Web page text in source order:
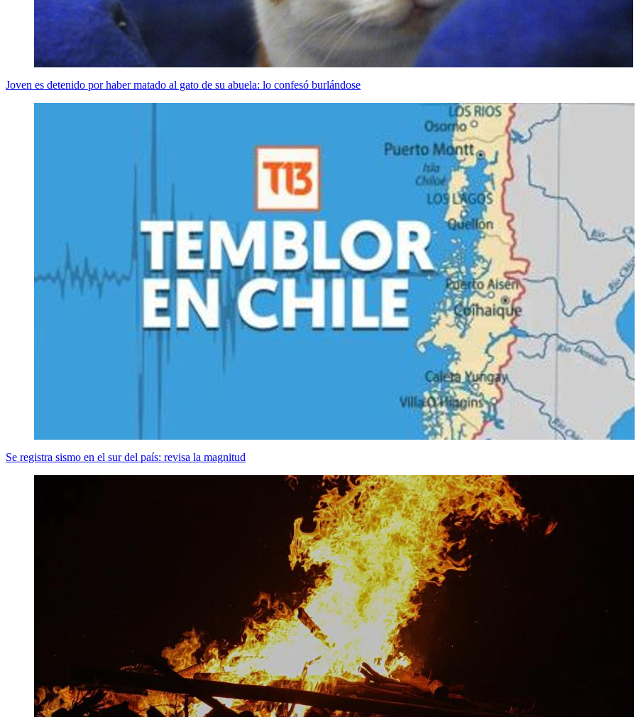
Joven es detenido por haber matado al gato de su abuela: lo confesó burlándose
Se registra sismo en el sur del país: revisa la magnitud